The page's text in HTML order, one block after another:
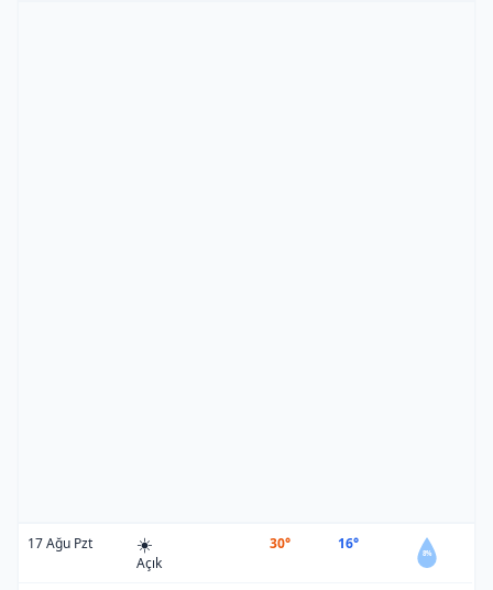
17 Ağu Pzt ☀️
Açık
30° 16°
8%